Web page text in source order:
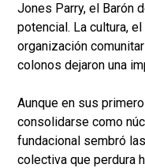
Jones Parry, el Barón
potencial. La cultura,
organización
colonos dejaron una
Aunque en sus
consolidarse como
fundacional sembró
colectiva que perdura